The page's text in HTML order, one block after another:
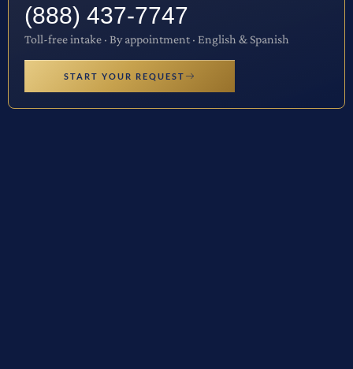
(888) 437-7747
Toll-free intake · By appointment · English & Spanish
START YOUR REQUEST